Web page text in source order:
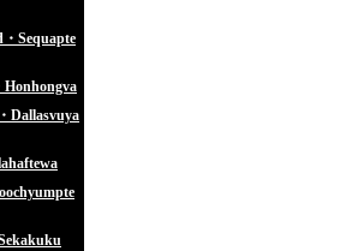
Sequapte
Dallasvuya